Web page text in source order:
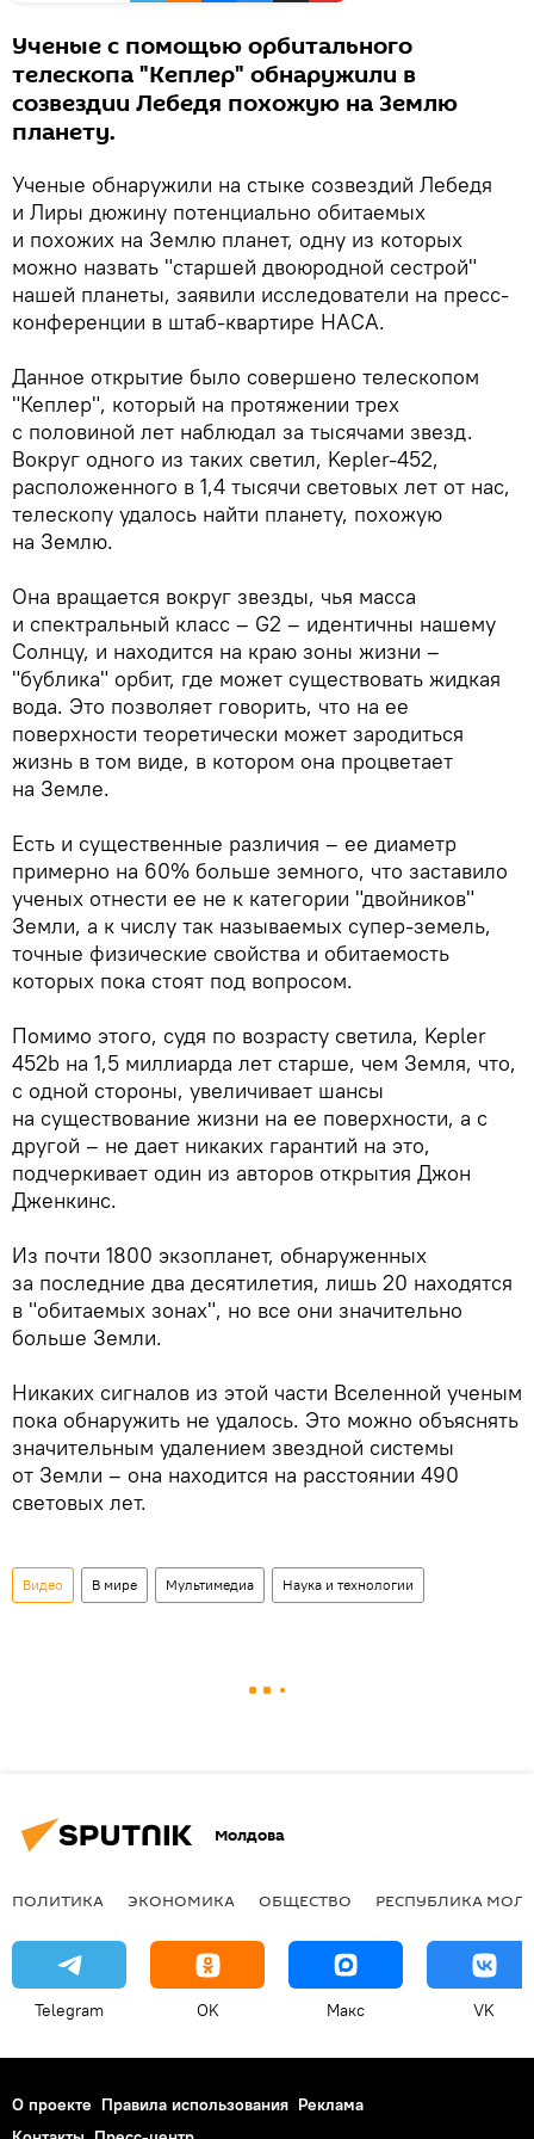
Ученые с помощью орбитального
телескопа "Кеплер" обнаружили в
созвездии Лебедя похожую на Землю
планету.
Ученые обнаружили на стыке созвездий Лебедя
и Лиры дюжину потенциально обитаемых
и похожих на Землю планет, одну из которых
можно назвать "старшей двоюродной сестрой"
нашей планеты, заявили исследователи на пресс-
конференции в штаб-квартире НАСА.
Данное открытие было совершено телескопом
"Кеплер", который на протяжении трех
с половиной лет наблюдал за тысячами звезд.
Вокруг одного из таких светил, Kepler-452,
расположенного в 1,4 тысячи световых лет от нас,
телескопу удалось найти планету, похожую
на Землю.
Она вращается вокруг звезды, чья масса
и спектральный класс – G2 – идентичны нашему
Солнцу, и находится на краю зоны жизни –
"бублика" орбит, где может существовать жидкая
вода. Это позволяет говорить, что на ее
поверхности теоретически может зародиться
жизнь в том виде, в котором она процветает
на Земле.
Есть и существенные различия – ее диаметр
примерно на 60% больше земного, что заставило
ученых отнести ее не к категории "двойников"
Земли, а к числу так называемых супер-земель,
точные физические свойства и обитаемость
которых пока стоят под вопросом.
Помимо этого, судя по возрасту светила, Kepler
452b на 1,5 миллиарда лет старше, чем Земля, что,
с одной стороны, увеличивает шансы
на существование жизни на ее поверхности, а с
другой – не дает никаких гарантий на это,
подчеркивает один из авторов открытия Джон
Дженкинс.
Из почти 1800 экзопланет, обнаруженных
за последние два десятилетия, лишь 20 находятся
в "обитаемых зонах", но все они значительно
больше Земли.
Никаких сигналов из этой части Вселенной ученым
пока обнаружить не удалось. Это можно объяснять
значительным удалением звездной системы
от Земли – она находится на расстоянии 490
световых лет.
Видео В мире Мультимедиа Наука и технологии
Молдова
ПОЛИТИКА ЭКОНОМИКА ОБЩЕСТВО РЕСПУБЛИКА
Telegram OK Макс VK
О проекте Правила использования Реклама